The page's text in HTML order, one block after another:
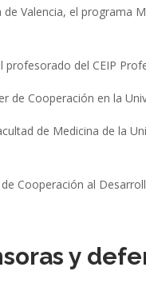
Valencia, el programa
profesorado del CEIP
de Cooperación en la
de Medicina de la
Cooperación al
y